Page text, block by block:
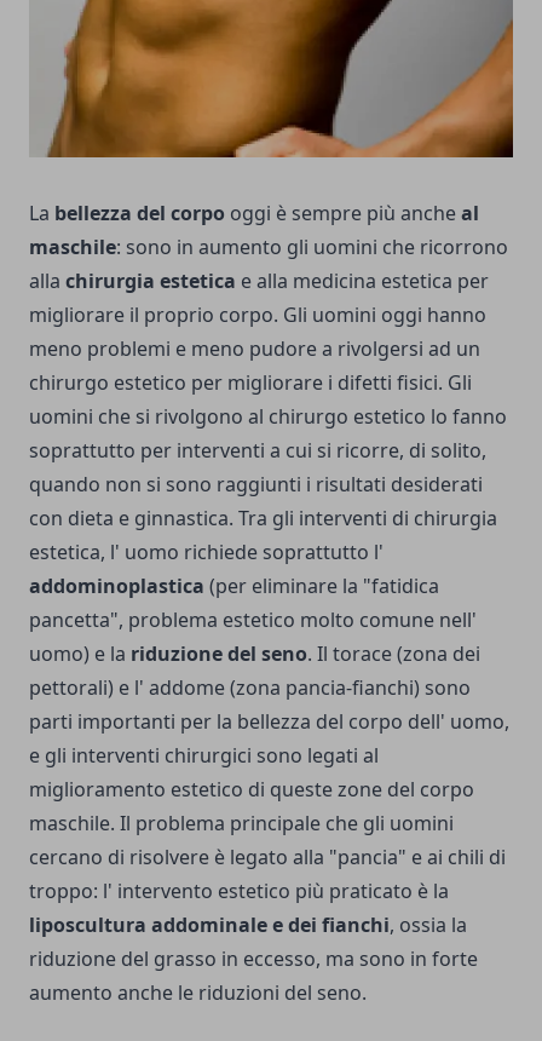
La bellezza del corpo oggi è sempre più ancheal
maschile: sono in aumento gli uomini che ricorrono
alla chirurgia estetica e alla medicina estetica per
migliorare il proprio corpo. Gli uomini oggi hanno
meno problemi e meno pudore a rivolgersi ad un
chirurgo estetico per migliorare i difetti fisici. Gli
uomini che si rivolgono al chirurgo estetico lo fanno
soprattutto per interventi a cui si ricorre, di solito,
quando non si sono raggiunti i risultati desiderati
con dieta e ginnastica. Tra gli interventi di chirurgia
estetica, l' uomo richiede soprattutto l'
addominoplastica (per eliminare la "fatidica
pancetta", problema estetico molto comune nell'
uomo) e la riduzione del seno. Il torace (zona dei
pettorali) e l' addome (zona pancia-fianchi) sono
parti importanti per la bellezza del corpo dell' uomo,
e gli interventi chirurgici sono legati al
miglioramento estetico di queste zone del corpo
maschile. Il problema principale che gli uomini
cercano di risolvere è legato alla "pancia" e ai chili di
troppo: l' intervento estetico più praticato è la
liposcultura addominale e dei fianchi, ossia la
riduzione del grasso in eccesso, ma sono in forte
aumento anche le riduzioni del seno.